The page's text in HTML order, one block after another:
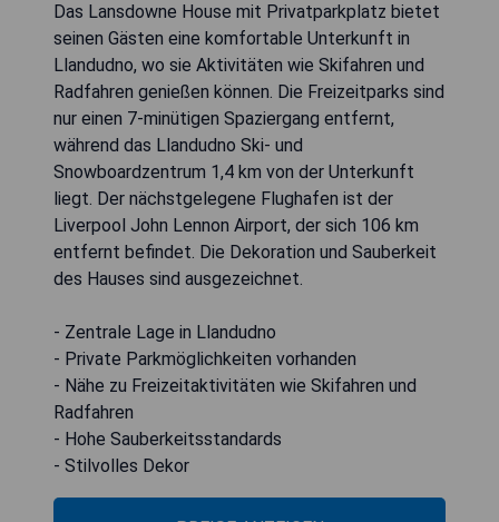
Das Lansdowne House mit Privatparkplatz bietet
seinen Gästen eine komfortable Unterkunft in
Llandudno, wo sie Aktivitäten wie Skifahren und
Radfahren genießen können. Die Freizeitparks sind
nur einen 7-minütigen Spaziergang entfernt,
während das Llandudno Ski- und
Snowboardzentrum 1,4 km von der Unterkunft
liegt. Der nächstgelegene Flughafen ist der
Liverpool John Lennon Airport, der sich 106 km
entfernt befindet. Die Dekoration und Sauberkeit
des Hauses sind ausgezeichnet.
- Zentrale Lage in Llandudno
- Private Parkmöglichkeiten vorhanden
- Nähe zu Freizeitaktivitäten wie Skifahren und
Radfahren
- Hohe Sauberkeitsstandards
- Stilvolles Dekor